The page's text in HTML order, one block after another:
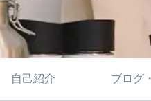
自己紹介 ブログ